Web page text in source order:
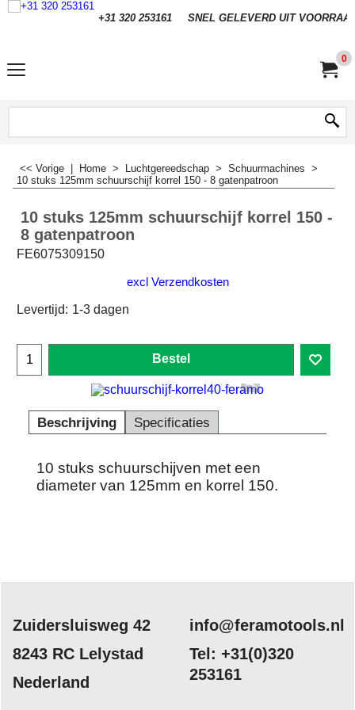
+31 320 253161 SNEL GELEVERD UIT
0
<< Vorige Home > Luchtgereedschap > Schuurmachines >
10 stuks 125mm schuurschijf korrel 150 - 8 gatenpatroon
10 stuks 125mm schuurschijf korrel 150 -
8 gatenpatroon
FE6075309150
excl Verzendkosten
Levertijd: 1-3 dagen
Bestel
Beschrijving Specificaties
10 stuks schuurschijven met een
diameter van 125mm en korrel 150.
Zuidersluisweg 42
8243 RC Lelystad
Nederland
info@feramotools.nl
Tel: +31(0)320
253161